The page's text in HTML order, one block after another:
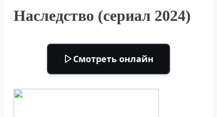
Наследство (сериал 2024)
Смотреть онлайн